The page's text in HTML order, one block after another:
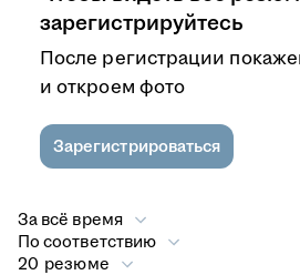
зарегистрируйтесь
После регистрации
и откроем фото
Зарегистрироваться
За всё время
По соответствию
20 резюме